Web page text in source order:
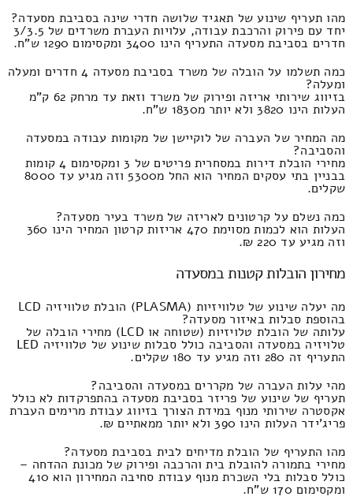
מהו תעריף שינוע של תאגיד שלושה חדרי שינה בסביבת מסעדה?
יחד עם פירוק והרכבת עבודה, עלויות העברת משרדים של 3/3.5
חדרים בסביבת מסעדה התעריף הינו 3400 ומקסימום 1290 ש"ח.
כמה תשלמו על הובלה של משרד בסביבת מסעדה 4 חדרים ומעלה
ומעלה?
בזיווג שירותי אריזה ופירוק של משרד וזאת עד מרחק 62 ק"מ
העלות הינו 3820 ולא יותר מ1830 ש"ח.
מה המחיר של העברה של לוקיישן של מקומות עבודה במסעדה
והסביבה?
מחירי הובלת דירות במסחרית פריטים של 3 ומקסימום 4 קומות
בבניין בתי עסקים המחיר הוא החל מ5300 וזה מגיע עד 8000
שקלים.
כמה נשלם על קרטונים לאריזה של משרד בעיר מסעדה?
העלות הוא לכמות מסוימת 470 אריזות קרטון המחיר הינו 360
וזה מגיע עד 220 ₪.
מחירון הובלות קטנות במסעדה
מה יעלה שינוע של טלוויזיות (PLASMA) הובלת טלוויזיה LCD
בהוספת סבלות באיזור מסעדה?
עלותה של הובלת טלויזיות (שטוחה או LCD) מחירי הובלה של
טלויזיה במסעדה והסביבה כולל סבלות שינוע של טלוויזיה LED
התעריף זה 280 וזה מגיע עד 180 שקלים.
מהי עלות העברה של מקררים במסעדה והסביבה?
תעריף של שינוע של פריזר בסביבת מסעדה בהתפרקדות לא כולל
אקסטרה שירותי מנוף במידת הצורך בזיווג עבודת מרימים העברת
פריג'ידר העלות הינו 390 ולא יותר ממאתיים ₪.
מהו התעריף של הובלת מדיחים לבית בסביבת מסעדה?
מחירי בתמורה להובלת בית והרכבה ופירוק של מכונת ההדחה –
כולל סבלות בלי השכרת מנוף עבודת סחיבה המחירון הוא 410
ומקסימום 170 ש"ח.